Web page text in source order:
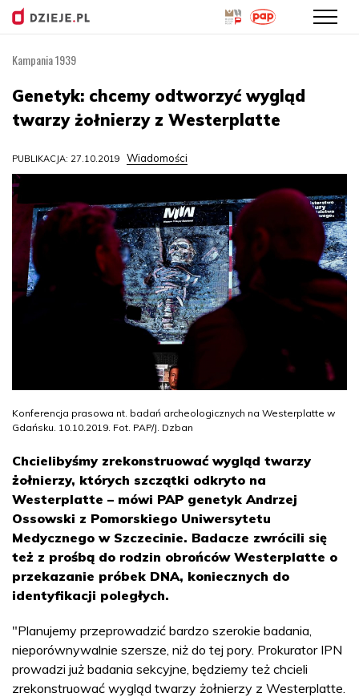
treści
Kampania 1939
Genetyk: chcemy odtworzyć wygląd
twarzy żołnierzy z Westerplatte
PUBLIKACJA: 27.10.2019 Wiadomości
Konferencja prasowa nt. badań archeologicznych na Westerplatte w
Gdańsku. 10.10.2019. Fot. PAP/J. Dzban
Chcielibyśmy zrekonstruować wygląd twarzy
żołnierzy, których szczątki odkryto na
Westerplatte – mówi PAP genetyk Andrzej
Ossowski z Pomorskiego Uniwersytetu
Medycznego w Szczecinie. Badacze zwrócili się
też z prośbą do rodzin obrońców Westerplatte o
przekazanie próbek DNA, koniecznych do
identyfikacji poległych.
"Planujemy przeprowadzić bardzo szerokie badania,
nieporównywalnie szersze, niż do tej pory. Prokurator IPN
prowadzi już badania sekcyjne, będziemy też chcieli
zrekonstruować wygląd twarzy żołnierzy z Westerplatte.